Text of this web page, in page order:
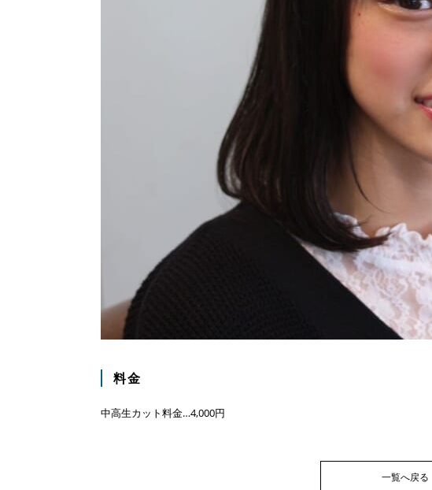
料金
中高生カット料金…4,000円
一覧へ戻る